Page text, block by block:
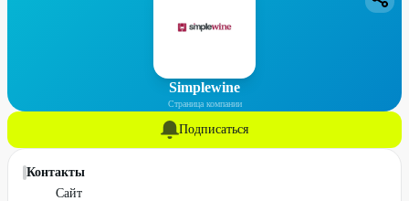
Simplewine
Страница компании
Подписаться
Контакты
Сайт